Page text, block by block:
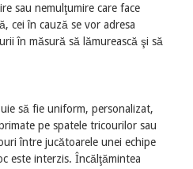
sau nemulţumire care face
cei în cauză se vor adresa
în măsură să lămurească şi să
să fie uniform, personalizat,
pe spatele tricourilor sau
între jucătoarele unei echipe
este interzis. Încălţămintea